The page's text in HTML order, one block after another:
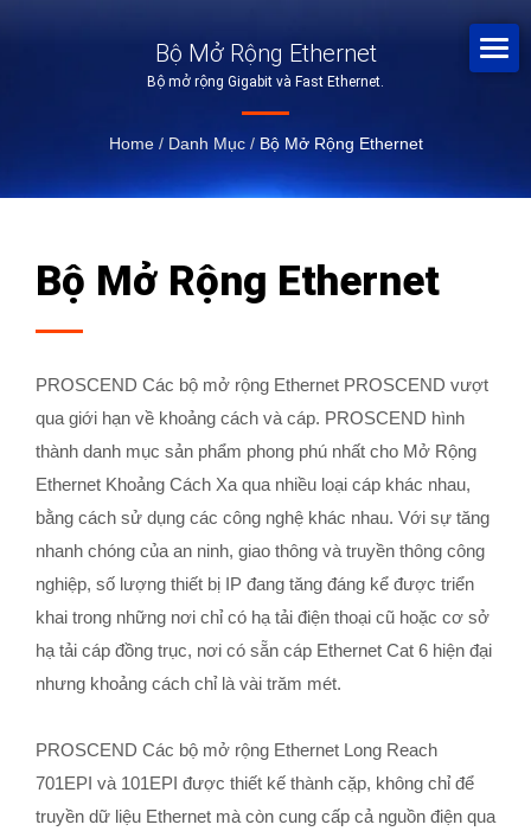
Bộ Mở Rộng Ethernet
Bộ mở rộng Gigabit và Fast Ethernet.
Home / Danh Mục / Bộ Mở Rộng Ethernet
Bộ Mở Rộng Ethernet
PROSCEND Các bộ mở rộng Ethernet PROSCEND vượt
qua giới hạn về khoảng cách và cáp. PROSCEND hình
thành danh mục sản phẩm phong phú nhất cho Mở Rộng
Ethernet Khoảng Cách Xa qua nhiều loại cáp khác nhau,
bằng cách sử dụng các công nghệ khác nhau. Với sự tăng
nhanh chóng của an ninh, giao thông và truyền thông công
nghiệp, số lượng thiết bị IP đang tăng đáng kể được triển
khai trong những nơi chỉ có hạ tải điện thoại cũ hoặc cơ sở
hạ tải cáp đồng trục, nơi có sẵn cáp Ethernet Cat 6 hiện đại
nhưng khoảng cách chỉ là vài trăm mét.
PROSCEND Các bộ mở rộng Ethernet Long Reach
701EPI và 101EPI được thiết kế thành cặp, không chỉ để
truyền dữ liệu Ethernet mà còn cung cấp cả nguồn điện qua